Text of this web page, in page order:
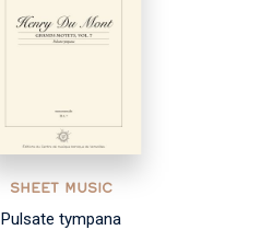
SHEET MUSIC
Pulsate tympana